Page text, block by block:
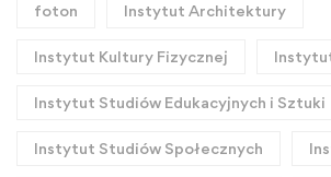
foton Instytut Architektury
Instytut Kultury Fizycznej
Instytut Studiów Edukacyjnych i Sztuki
Instytut Studiów Społecznych